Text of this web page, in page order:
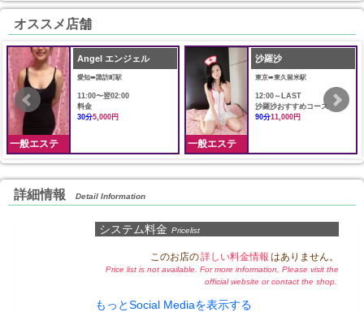
オススメ店舗
一般エステ
Angel エンジェル
愛知➠諏訪町駅
11:00〜翌02:00
料金
30分5,000円
一般エステ
沙羅沙
東京➠東久留米駅
12:00～LAST
沙羅沙おすすめコース
90分11,000円
詳細情報 Detail Information
システム料金 Pricelist
このお店の詳しい料金情報 はありません。
Price list is not available. For more information, Please visit the
official website or contact the shop.
もっとSocial Mediaを表示する